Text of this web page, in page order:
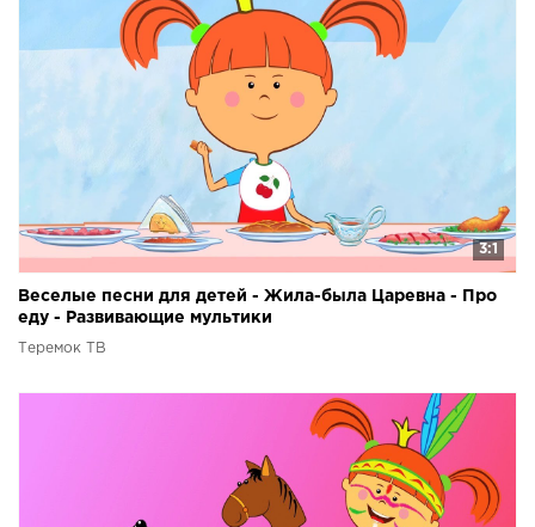
3:1
Веселые песни для детей - Жила-была Царевна - Про
еду - Развивающие мультики
Теремок ТВ